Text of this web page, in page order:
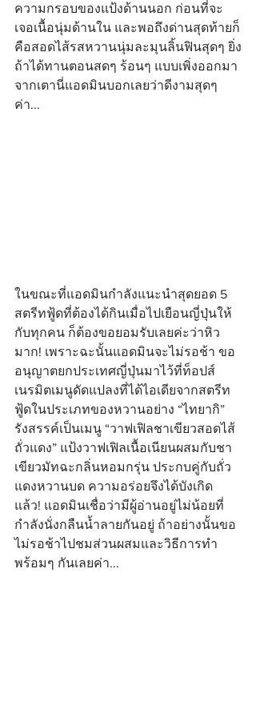
ความกรอบของแป้งด้านนอก ก่อนที่จะ
เจอเนื้อนุ่มด้านใน และพอถึงด่านสุดท้ายก็
คือสอดไส้รสหวานนุ่มละมุนลิ้นฟินสุดๆ ยิ่ง
ถ้าได้ทานตอนสดๆ ร้อนๆ แบบเพิ่งออกมา
จากเตานี่แอดมินบอกเลยว่าดีงามสุดๆ
ค่า...
ในขณะที่แอดมินกำลังแนะนำสุดยอด 5
สตรีทฟู้ดที่ต้องได้กินเมื่อไปเยือนญี่ปุ่นให้
กับทุกคน ก็ต้องขอยอมรับเลยค่ะว่าหิว
มาก! เพราะฉะนั้นแอดมินจะไม่รอช้า ขอ
อนุญาตยกประเทศญี่ปุ่นมาไว้ที่ท็อปส์
เนรมิตเมนูดัดแปลงที่ได้ไอเดียจากสตรีท
ฟู้ดในประเภทของหวานอย่าง “ไทยากิ”
รังสรรค์เป็นเมนู “วาฟเฟิลชาเขียวสอดไส้
ถั่วแดง” แป้งวาฟเฟิลเนื้อเนียนผสมกับชา
เขียวมัทฉะกลิ่นหอมกรุ่น ประกบคู่กับถั่ว
แดงหวานบด ความอร่อยจึงได้บังเกิด
แล้ว! แอดมินเชื่อว่ามีผู้อ่านอยู่ไม่น้อยที่
กำลังนั่งกลืนน้ำลายกันอยู่ ถ้าอย่างนั้นขอ
ไม่รอช้าไปชมส่วนผสมและวิธีการทำ
พร้อมๆ กันเลยค่า...